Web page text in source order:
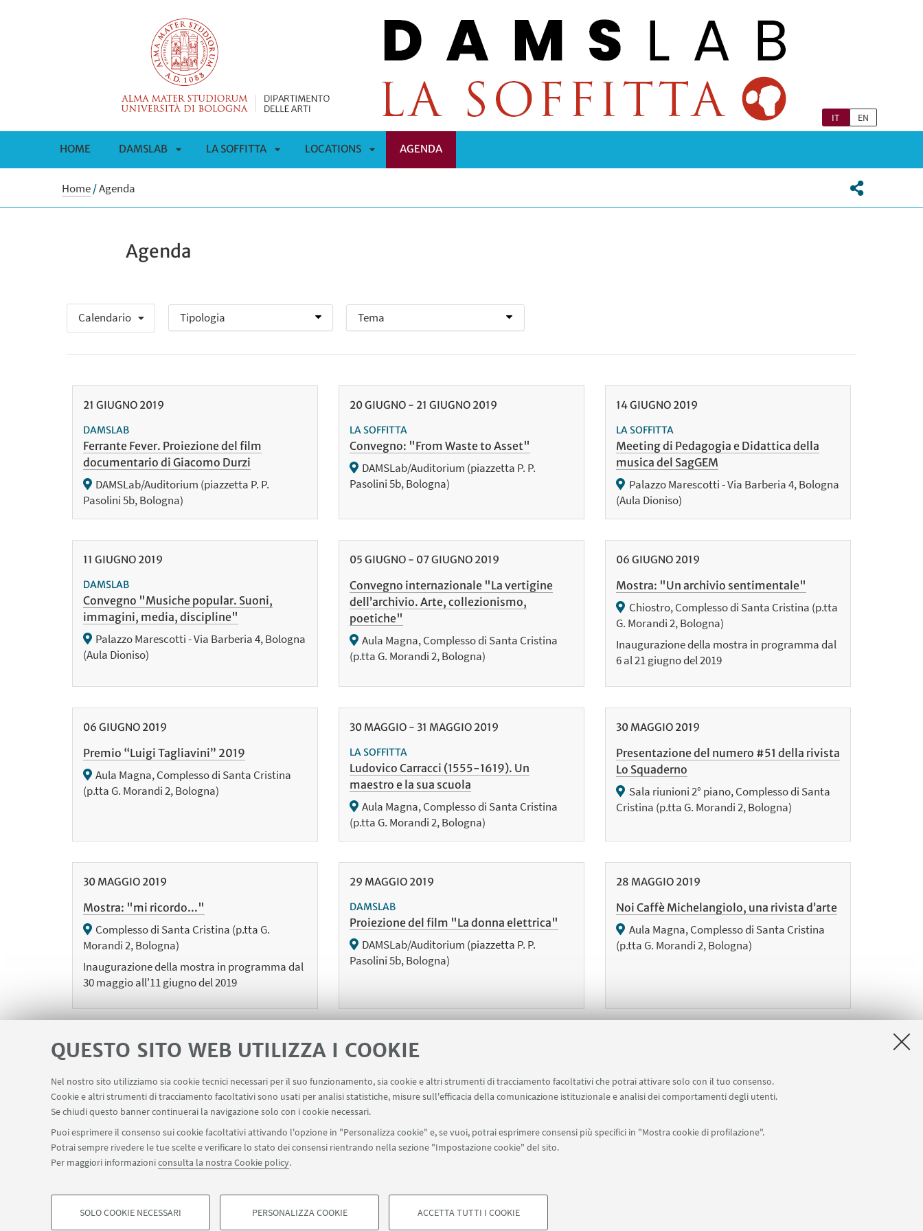
QUESTO SITO WEB UTILIZZA I COOKIE
Nel nostro sito utilizziamo sia cookie tecnici necessari per il suo funzionamento, sia cookie e altri strumenti di tracciamento facoltativi che potrai attivare solo con il tuo consenso.
Cookie e altri strumenti di tracciamento facoltativi sono usati per analisi statistiche, misure sull'efficacia della comunicazione istituzionale e analisi dei comportamenti degli utenti.
Se chiudi questo banner continuerai la navigazione solo con i cookie necessari.
Puoi esprimere il consenso sui cookie facoltativi attivando l'opzione in "Personalizza cookie" e, se vuoi, potrai esprimere consensi più specifici in "Mostra cookie di profilazione".
Potrai sempre rivedere le tue scelte e verificare lo stato dei consensi rientrando nella sezione "Impostazione cookie" del sito.
Per maggiori informazioniconsulta la nostra Cookie policy.
COOKIE DI PROFILAZIONE - FACOLTATIVI COOKIE TECNICI - NECESSARI
SOLO COOKIE NECESSARI PERSONALIZZA COOKIE ACCETTA TUTTI I COOKIE
IT EN
HOME DAMSLAB LA SOFFITTA LOCATIONS AGENDA
Home/Agenda
Agenda
Calendario
21 GIUGNO 2019
DAMSLAB
Ferrante Fever. Proiezione del film
documentario di Giacomo Durzi
DAMSLab/Auditorium (piazzetta P. P.
Pasolini 5b, Bologna)
20GIUGNO- 21 GIUGNO 2019
LA SOFFITTA
Convegno: "From Waste to Asset"
DAMSLab/Auditorium (piazzetta P. P.
Pasolini 5b, Bologna)
14GIUGNO 2019
LA SOFFITTA
Meeting di Pedagogia e Didattica della
musica del SagGEM
Palazzo Marescotti - Via Barberia 4, Bologna
(Aula Dioniso)
11 GIUGNO 2019
DAMSLAB
Convegno "Musiche popular. Suoni,
immagini, media, discipline"
Palazzo Marescotti - Via Barberia 4, Bologna
(Aula Dioniso)
05 GIUGNO- 07GIUGNO 2019
Convegno internazionale "La vertigine
dell’archivio. Arte, collezionismo,
poetiche"
Aula Magna, Complesso di Santa Cristina
(p.tta G. Morandi 2, Bologna)
06 GIUGNO 2019
Mostra: "Un archivio sentimentale"
Chiostro, Complesso di Santa Cristina (p.tta
G. Morandi 2, Bologna)
Inaugurazione della mostra in programma dal
6 al 21 giugno del 2019
06 GIUGNO 2019
Premio “Luigi Tagliavini” 2019
Aula Magna, Complesso di Santa Cristina
(p.tta G. Morandi 2, Bologna)
30MAGGIO- 31 MAGGIO 2019
LA SOFFITTA
Ludovico Carracci (1555-1619). Un
maestro e la sua scuola
Aula Magna, Complesso di Santa Cristina
(p.tta G. Morandi 2, Bologna)
30 MAGGIO 2019
Presentazione del numero #51 della rivista
Lo Squaderno
Sala riunioni 2° piano, Complesso di Santa
Cristina (p.tta G. Morandi 2, Bologna)
30MAGGIO 2019
Mostra: "mi ricordo..."
Complesso di Santa Cristina (p.tta G.
Morandi 2, Bologna)
Inaugurazione della mostra in programma dal
30 maggio all'11 giugno del 2019
29 MAGGIO 2019
DAMSLAB
Proiezione del film "La donna elettrica"
DAMSLab/Auditorium (piazzetta P. P.
Pasolini 5b, Bologna)
28 MAGGIO 2019
Noi Caffè Michelangiolo, una rivista d’arte
Aula Magna, Complesso di Santa Cristina
(p.tta G. Morandi 2, Bologna)
«
Precedenti
12
elementi
Successivi
12
»
©Copyright 2026 - ALMA MATER STUDIORUM - Università di Bologna - Via Zamboni, 33 - 40126 Bologna - PI: 01131710376 - CF: 80007010376 -